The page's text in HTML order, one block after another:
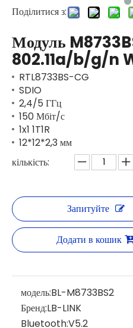
Поділитися з:
Модуль
802.11a/b/g/n
RTL8733BS-CG
SDIO
2,4/5 ГГц
150 Мбіт/с
1x1 1T1R
12*12*2,3 мм
кількість:
Запитуйте
Додати в кошик
модель:BL-M8733BS2
Бренд:LB-LINK
Bluetooth:V5.2